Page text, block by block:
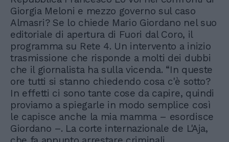
Giorgia Meloni e mezzo governo sul caso
Almasri? Se lo chiede Mario Giordano nel suo
editoriale di apertura di Fuori dal Coro, il
programma su Rete 4. Un intervento a inizio
trasmissione che risponde a molti dei dubbi
che il giornalista ha sulla vicenda. “In queste
ore tutti si stanno chiedendo cosa c'è sotto?
In effetti ci sono tante cose da capire, quindi
proviamo a spiegarle in modo semplice così
le capisce anche la mia mamma – esordisce
Giordano –. La corte internazionale de L'Aja,